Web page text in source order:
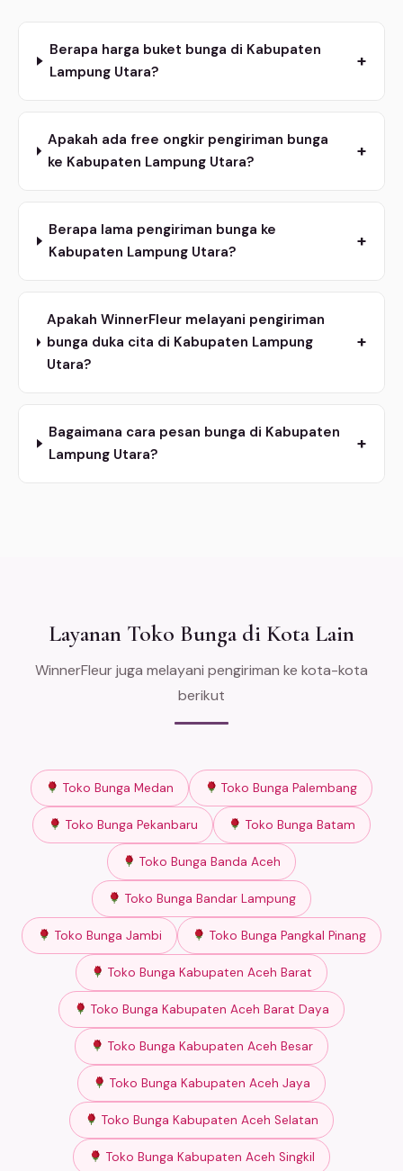
Berapa harga buket bunga di Kabupaten
Lampung Utara?
+
Apakah ada free ongkir pengiriman bunga
ke Kabupaten Lampung Utara?
+
Berapa lama pengiriman bunga ke
Kabupaten Lampung Utara?
+
Apakah WinnerFleur melayani pengiriman
bunga duka cita di Kabupaten Lampung
Utara?
+
Bagaimana cara pesan bunga di Kabupaten
Lampung Utara?
+
Layanan Toko Bunga di Kota Lain
WinnerFleur juga melayani pengiriman ke kota-kota
berikut
Toko Bunga Medan Toko Bunga Palembang
Toko Bunga Pekanbaru Toko Bunga Batam
Toko Bunga Banda Aceh
Toko Bunga Bandar Lampung
Toko Bunga Jambi Toko Bunga Pangkal Pinang
Toko Bunga Kabupaten Aceh Barat
Toko Bunga Kabupaten Aceh Barat Daya
Toko Bunga Kabupaten Aceh Besar
Toko Bunga Kabupaten Aceh Jaya
Toko Bunga Kabupaten Aceh Selatan
Toko Bunga Kabupaten Aceh Singkil